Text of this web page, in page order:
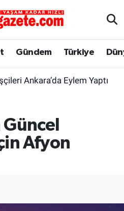
Gündem Türkiye
Ankara’da Eylem Yaptı
Afyon
ve Fikstür